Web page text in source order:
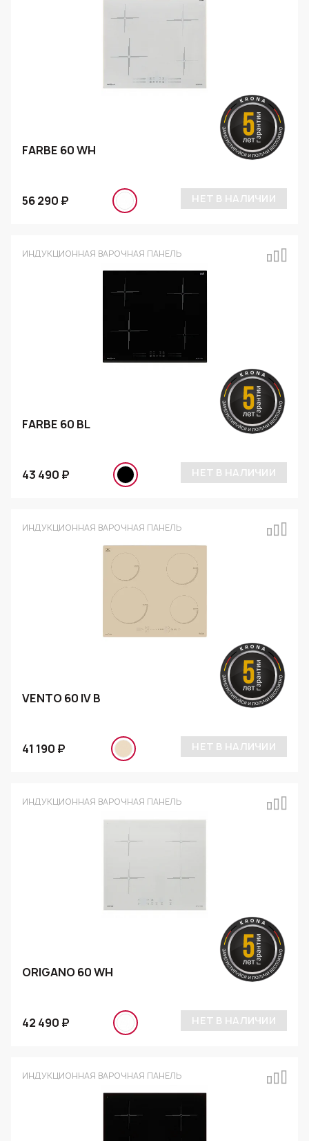
FARBE 60 WH
56 290 ₽ НЕТ В НАЛИЧИИ
ИНДУКЦИОННАЯ ВАРОЧНАЯ ПАНЕЛЬ
FARBE 60 BL
43 490 ₽ НЕТ В НАЛИЧИИ
ИНДУКЦИОННАЯ ВАРОЧНАЯ ПАНЕЛЬ
VENTO 60 IV B
41 190 ₽ НЕТ В НАЛИЧИИ
ИНДУКЦИОННАЯ ВАРОЧНАЯ ПАНЕЛЬ
ORIGANO 60 WH
42 490 ₽ НЕТ В НАЛИЧИИ
ИНДУКЦИОННАЯ ВАРОЧНАЯ ПАНЕЛЬ